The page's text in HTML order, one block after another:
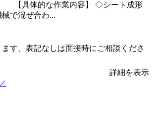
【具体的な作業内容】 ◇シート成形
で混ぜ合わ...
す、表記なしは面接時にご相談くださ
詳細を表示